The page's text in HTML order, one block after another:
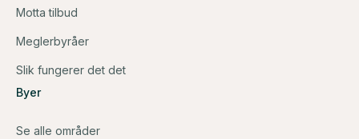
Motta tilbud
Meglerbyråer
Slik fungerer det det
Byer
Se alle områder